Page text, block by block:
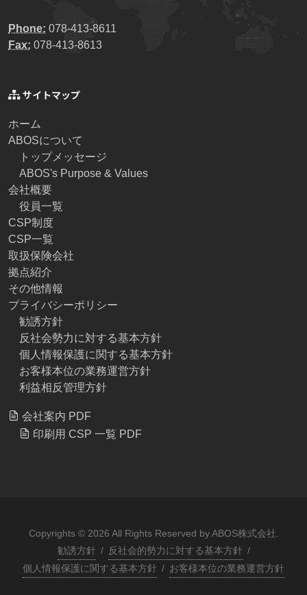
Phone: 078-413-8611
Fax: 078-413-8613
サイトマップ
ホーム
ABOSについて
トップメッセージ
ABOS's Purpose & Values
会社概要
役員一覧
CSP制度
CSP一覧
取扱保険会社
拠点紹介
その他情報
プライバシーポリシー
勧誘方針
反社会勢力に対する基本方針
個人情報保護に関する基本方針
お客様本位の業務運営方針
利益相反管理方針
会社案内 PDF
印刷用 CSP 一覧 PDF
Copyrights © 2026 All Rights Reserved by ABOS株式会社.
勧誘方針 / 反社会的勢力に対する基本方針 /
個人情報保護に関する基本方針 / お客様本位の業務運営方針